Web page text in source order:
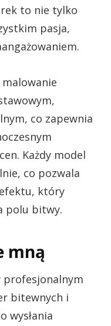
to nie tylko
pasja,
co zapewnia
Każdy model
co pozwala
który
polu bitwy.
mną
profesjonalnym
bitewnych i
wysłania